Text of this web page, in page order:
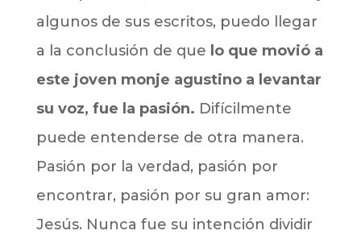
algunos de sus escritos, puedo llegar
a la conclusión de que lo que movió a
este joven monje agustino a levantar
su voz, fue la pasión. Difícilmente
puede entenderse de otra manera.
Pasión por la verdad, pasión por
encontrar, pasión por su gran amor:
Jesús. Nunca fue su intención dividir